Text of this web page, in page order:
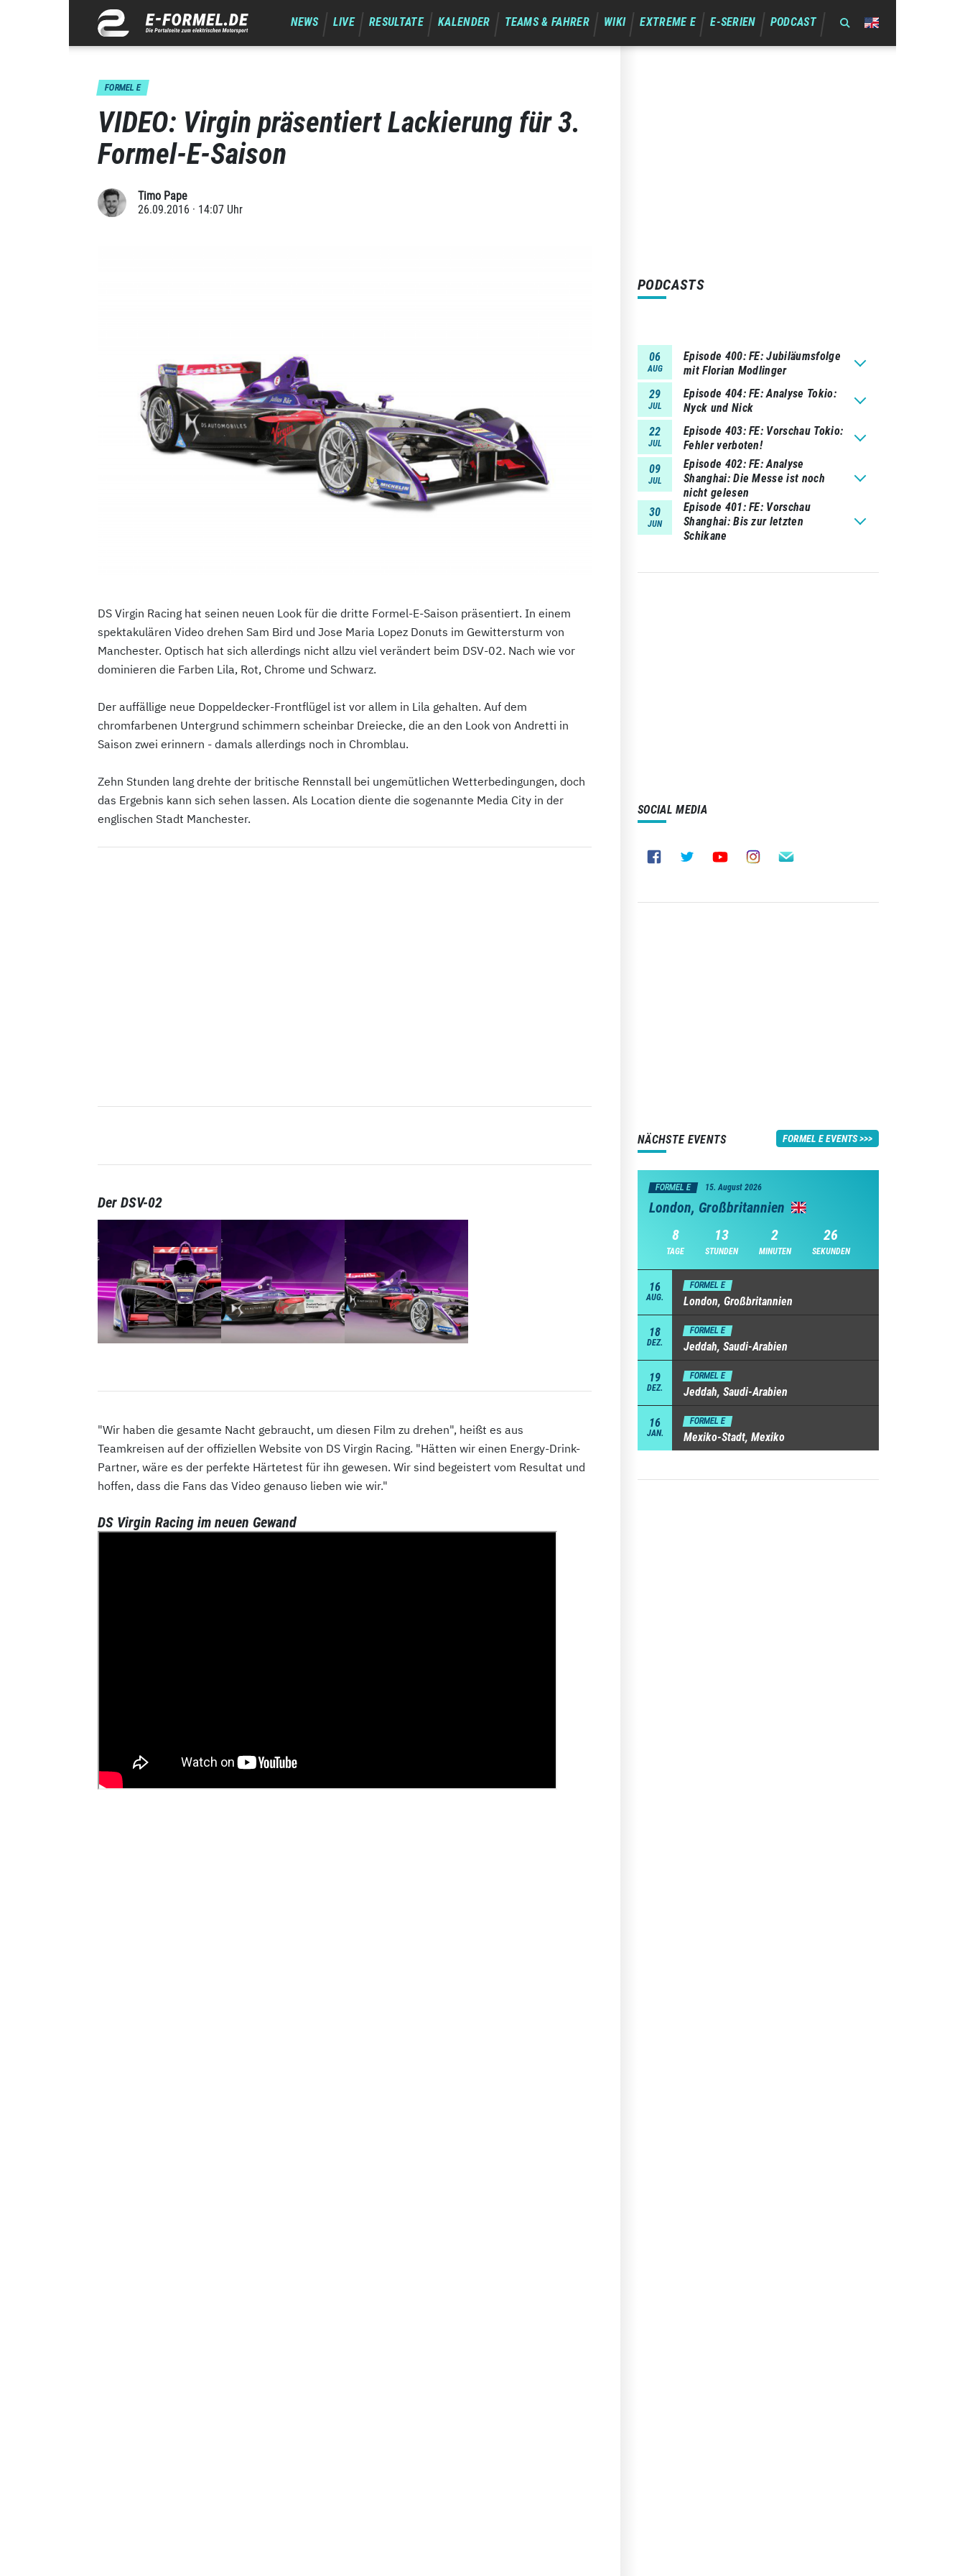
NEWS LIVE RESULTATE KALENDER TEAMS & FAHRER WIKI EXTREME E E-SERIEN PODCAST
FORMEL E
VIDEO: Virgin präsentiert Lackierung für 3.
Formel-E-Saison
Timo Pape
26.09.2016 · 14:07 Uhr
DS Virgin Racing hat seinen neuen Look für die dritte Formel-E-Saison präsentiert. In einem
spektakulären Video drehen Sam Bird und Jose Maria Lopez Donuts im Gewittersturm von
Manchester. Optisch hat sich allerdings nicht allzu viel verändert beim DSV-02. Nach wie vor
dominieren die Farben Lila, Rot, Chrome und Schwarz.
Der auffällige neue Doppeldecker-Frontflügel ist vor allem in Lila gehalten. Auf dem
chromfarbenen Untergrund schimmern scheinbar Dreiecke, die an den Look von Andretti in
Saison zwei erinnern - damals allerdings noch in Chromblau.
Zehn Stunden lang drehte der britische Rennstall bei ungemütlichen Wetterbedingungen, doch
das Ergebnis kann sich sehen lassen. Als Location diente die sogenannte Media City in der
englischen Stadt Manchester.
Der DSV-02
"Wir haben die gesamte Nacht gebraucht, um diesen Film zu drehen", heißt es aus
Teamkreisen auf der offiziellen Website von DS Virgin Racing. "Hätten wir einen Energy-Drink-
Partner, wäre es der perfekte Härtetest für ihn gewesen. Wir sind begeistert vom Resultat und
hoffen, dass die Fans das Video genauso lieben wie wir."
DS Virgin Racing im neuen Gewand
PODCASTS
06
AUG
Episode 400 FE: Jubiläumsfolge
mit Florian Modlinger
29
JUL
Episode 404 FE: Analyse Tokio:
Nyck und Nick
22
JUL
Episode 403 FE: Vorschau Tokio:
Fehler verboten!
09
JUL
Episode 402 FE: Analyse
Shanghai: Die Messe ist noch
nicht gelesen
30
JUN
Episode 401 FE: Vorschau
Shanghai: Bis zur letzten
Schikane
SOCIAL MEDIA
NÄCHSTE EVENTS FORMEL E EVENTS
FORMEL E 15. August 2026
London, Großbritannien
8
TAGE
13
STUNDEN
2
MINUTEN
25
SEKUNDEN
16
AUG.
FORMEL E
London, Großbritannien
18
DEZ.
FORMEL E
Jeddah, Saudi-Arabien
19
DEZ.
FORMEL E
Jeddah, Saudi-Arabien
16
JAN.
FORMEL E
Mexiko-Stadt, Mexiko